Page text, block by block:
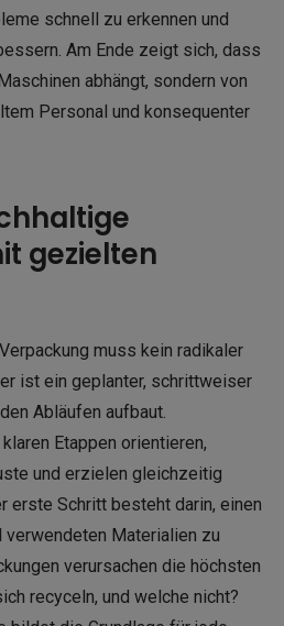
schnell zu erkennen und
Am Ende zeigt sich, dass
abhängt, sondern von
Personal und konsequenter
gezielten
muss kein radikaler
ist ein geplanter, schrittweiser
Abläufen aufbaut.
Etappen orientieren,
und erzielen gleichzeitig
erste Schritt besteht darin, einen
Materialien zu
verursachen die höchsten
recyceln, und welche nicht?